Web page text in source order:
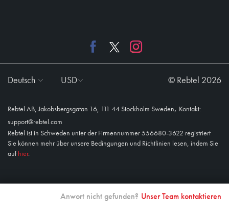
Unser Team kontaktieren
Anwort nicht gefunden?
Deutsch USD © Rebtel 2026
Rebtel AB, Jakobsbergsgatan 16, 111 44 Stockholm Sweden, Kontakt:
support@rebtel.com
Rebtel ist in Schweden unter der Firmennummer 556680-3622 registriert
Sie können mehr über unsere Bedingungen und Richtlinien lesen, indem Sie
auf hier.